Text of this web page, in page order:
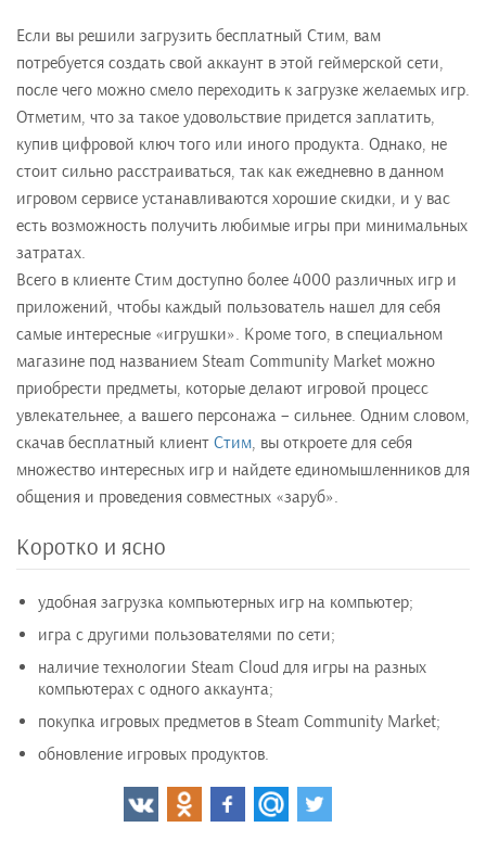
Если вы решили загрузить бесплатный Стим, вам
потребуется создать свой аккаунт в этой геймерской сети,
после чего можно смело переходить к загрузке желаемых игр.
Отметим, что за такое удовольствие придется заплатить,
купив цифровой ключ того или иного продукта. Однако, не
стоит сильно расстраиваться, так как ежедневно в данном
игровом сервисе устанавливаются хорошие скидки, и у вас
есть возможность получить любимые игры при минимальных
затратах.
Всего в клиенте Стим доступно более 4000 различных игр и
приложений, чтобы каждый пользователь нашел для себя
самые интересные «игрушки». Кроме того, в специальном
магазине под названием Steam Community Market можно
приобрести предметы, которые делают игровой процесс
увлекательнее, а вашего персонажа – сильнее. Одним словом,
скачав бесплатный клиент Стим, вы откроете для себя
множество интересных игр и найдете единомышленников для
общения и проведения совместных «заруб».
Коротко и ясно
удобная загрузка компьютерных игр на компьютер;
игра с другими пользователями по сети;
наличие технологии Steam Cloud для игры на разных
компьютерах с одного аккаунта;
покупка игровых предметов в Steam Community Market;
обновление игровых продуктов.